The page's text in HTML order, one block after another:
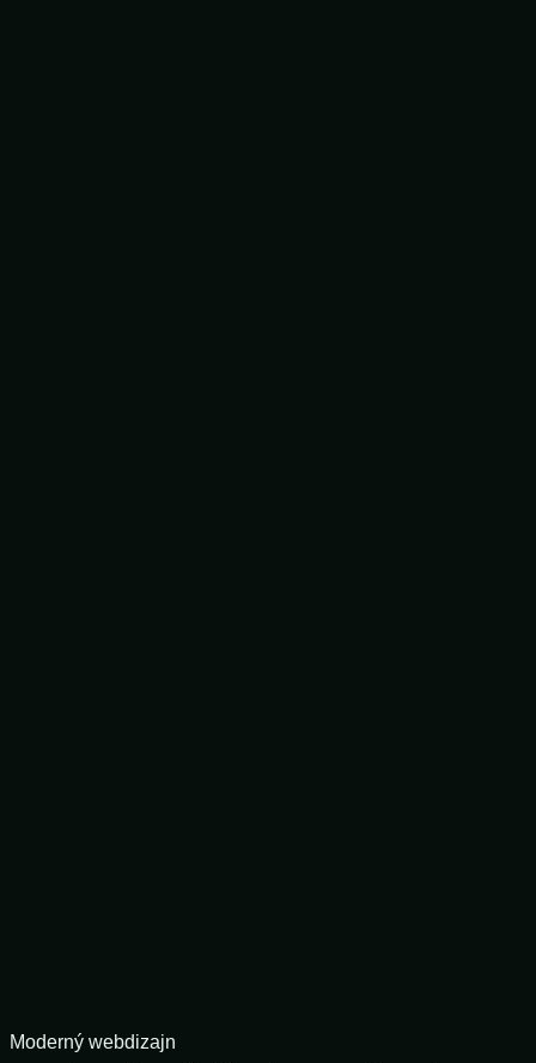
Moderný webdizajn